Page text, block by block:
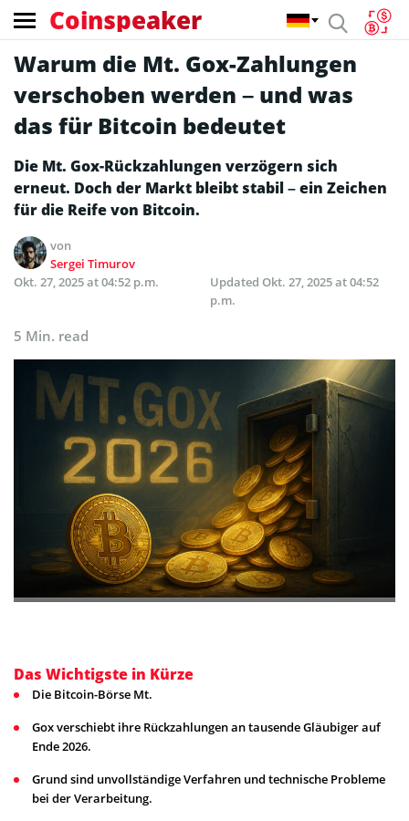
Coinspeaker
Warum die Mt. Gox-Zahlungen
verschoben werden – und was
das für Bitcoin bedeutet
Die Mt. Gox-Rückzahlungen verzögern sich
erneut. Doch der Markt bleibt stabil – ein Zeichen
für die Reife von Bitcoin.
von
Sergei Timurov
Okt. 27, 2025 at 04:52 p.m.
Updated Okt. 27, 2025 at 04:52
p.m.
5 Min. read
Das Wichtigste in Kürze
Die Bitcoin-Börse Mt.
Gox verschiebt ihre Rückzahlungen an tausende Gläubiger auf
Ende 2026.
Grund sind unvollständige Verfahren und technische Probleme
bei der Verarbeitung.